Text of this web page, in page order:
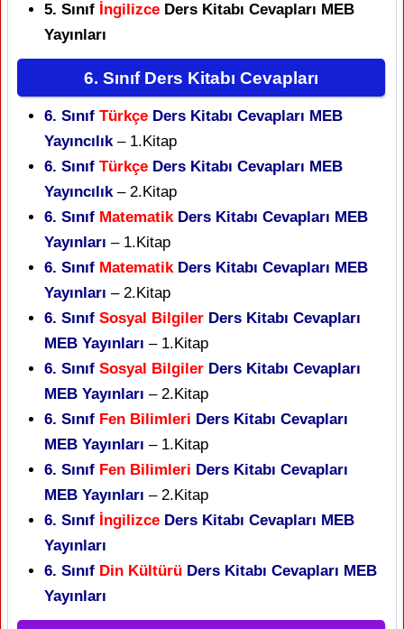
5. Sınıf İngilizce Ders Kitabı Cevapları MEB
Yayınları
6. Sınıf Ders Kitabı Cevapları
6. Sınıf Türkçe Ders Kitabı Cevapları MEB
Yayıncılık– 1.Kitap
6. Sınıf Türkçe Ders Kitabı Cevapları MEB
Yayıncılık– 2.Kitap
6. Sınıf MatematikDers Kitabı Cevapları MEB
Yayınları – 1.Kitap
6. Sınıf MatematikDers Kitabı Cevapları MEB
Yayınları – 2.Kitap
6. Sınıf Sosyal Bilgiler Ders Kitabı Cevapları
MEB Yayınları – 1.Kitap
6. Sınıf Sosyal Bilgiler Ders Kitabı Cevapları
MEB Yayınları – 2.Kitap
6. Sınıf Fen Bilimleri Ders Kitabı Cevapları
MEB Yayınları – 1.Kitap
6. Sınıf Fen Bilimleri Ders Kitabı Cevapları
MEB Yayınları – 2.Kitap
6. Sınıf İngilizce Ders Kitabı Cevapları MEB
Yayınları
6. Sınıf Din Kültürü Ders Kitabı Cevapları MEB
Yayınları